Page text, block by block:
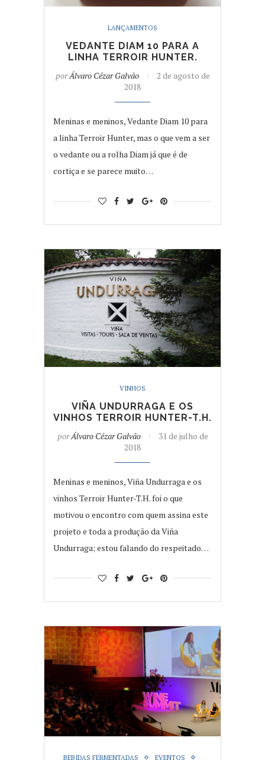
LANÇAMENTOS
VEDANTE DIAM 10 PARA A
LINHA TERROIR HUNTER.
porÁlvaro Cézar Galvão
2 de agosto de
2018
Meninas e meninos, Vedante Diam 10 para
a linha Terroir Hunter, mas o que vem a ser
o vedante ou a rolha Diam já que é de
cortiça e se parece muito…
VINHOS
VIÑA UNDURRAGA E OS
VINHOS TERROIR HUNTER-T.H.
porÁlvaro Cézar Galvão
31 de julho de
2018
Meninas e meninos, Viña Undurraga e os
vinhos Terroir Hunter-T.H. foi o que
motivou o encontro com quem assina este
projeto e toda a produção da Viña
Undurraga; estou falando do respeitado…
BEBIDAS FERMENTADAS
EVENTOS